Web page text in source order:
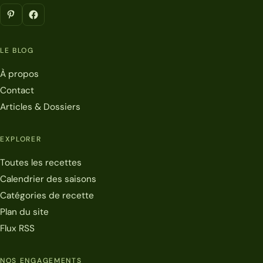
LE BLOG
À propos
Contact
Articles & Dossiers
EXPLORER
Toutes les recettes
Calendrier des saisons
Catégories de recette
Plan du site
Flux RSS
NOS ENGAGEMENTS